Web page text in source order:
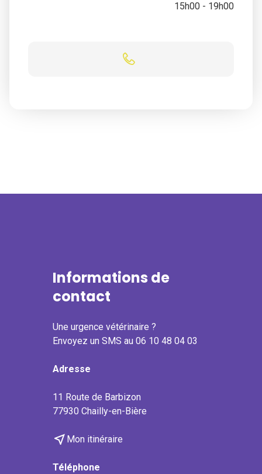
15h00 - 19h00
Informations de
contact
Une urgence vétérinaire ?
Envoyez un SMS au 06 10 48 04 03
Adresse
11 Route de Barbizon
77930 Chailly-en-Bière
near_me Mon itinéraire
Téléphone